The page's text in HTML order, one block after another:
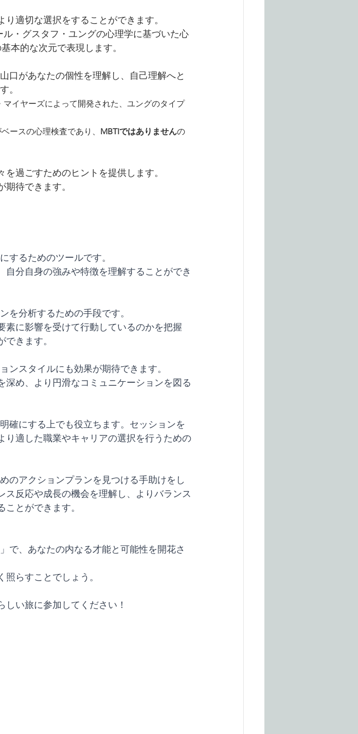
適切な選択をすることができます。
ル・グスタフ・ユングの心理学に基づいた心
本的な次元で表現します。
口があなたの個性を理解し、自己理解へと
。
イヤーズによって開発された、ユングのタイプ
ースの心理検査であり、 MBTIではありませんの
過ごすためのヒントを提供します。
待できます。
するためのツールです。
分自身の強みや特徴を理解することができ
を分析するための手段です。
素に影響を受けて行動しているのかを把握
きます。
ンスタイルにも効果が期待できます。
め、より円滑なコミュニケーションを図る
確にする上でも役立ちます。セッションを
り適した職業やキャリアの選択を行うための
のアクションプランを見つける手助けをし
ス反応や成長の機会を理解し、よりバランス
とができます。
」で、あなたの内なる才能と可能性を開花さ
らすことでしょう。
い旅に参加してください！